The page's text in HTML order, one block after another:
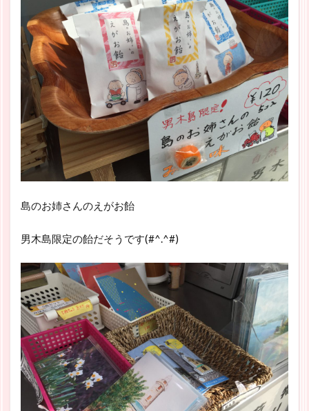
島のお姉さんのえがお飴
男木島限定の飴だそうです(#^.^#)